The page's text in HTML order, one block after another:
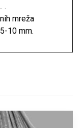
.
mreža
10 mm.